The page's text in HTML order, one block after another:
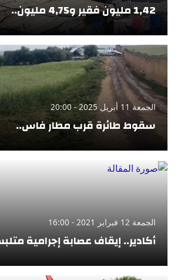
1,42 مليون فقير و4,75 مليون..
الجمعة 11 أبريل 2025 - 20:00
سقوط طائرة قرب مطار فاس..
الجمعة 12 فبراير 2021 - 16:00
أكادير.. إيقاف عصابة إجرامية